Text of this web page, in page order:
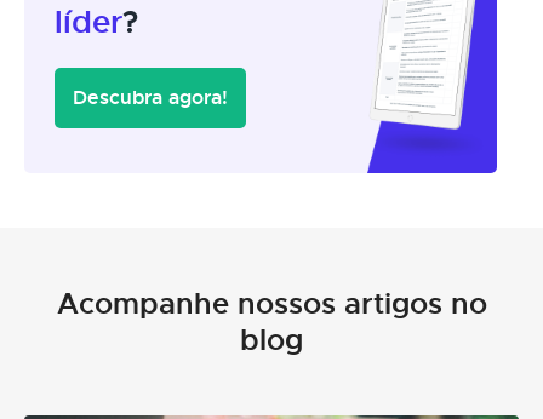
líder?
Descubra agora!
Acompanhe nossos artigos no
blog